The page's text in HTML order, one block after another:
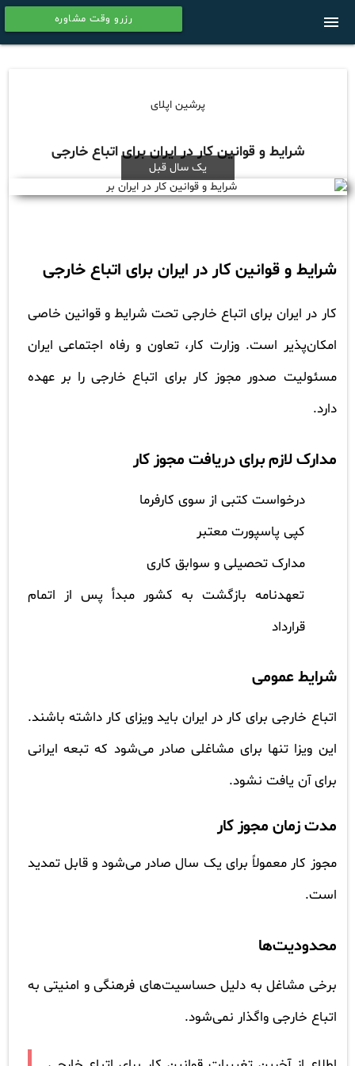
رزرو وقت مشاوره menu
پرشین اپلای
شرایط و قوانین کار در ایران برای اتباع خارجی
یک سال قبل
شرایط و قوانین کار در ایران برای اتباع خارجی
کار در ایران برای اتباع خارجی تحت شرایط و قوانین خاصی
امکان‌پذیر است. وزارت کار، تعاون و رفاه اجتماعی ایران
مسئولیت صدور مجوز کار برای اتباع خارجی را بر عهده
دارد.
مدارک لازم برای دریافت مجوز کار
درخواست کتبی از سوی کارفرما
کپی پاسپورت معتبر
مدارک تحصیلی و سوابق کاری
تعهدنامه بازگشت به کشور مبدأ پس از اتمام
قرارداد
شرایط عمومی
اتباع خارجی برای کار در ایران باید ویزای کار داشته باشند.
این ویزا تنها برای مشاغلی صادر می‌شود که تبعه ایرانی
برای آن یافت نشود.
مدت زمان مجوز کار
مجوز کار معمولاً برای یک سال صادر می‌شود و قابل تمدید
است.
محدودیت‌ها
برخی مشاغل به دلیل حساسیت‌های فرهنگی و امنیتی به
اتباع خارجی واگذار نمی‌شود.